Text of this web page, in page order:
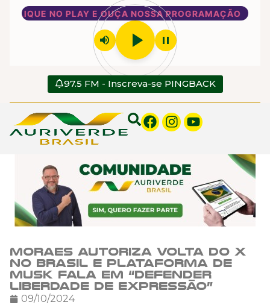
CLIQUE NO PLAY E OUÇA NOSSA PROGRAMAÇÃO
volume_up play_arrow pause
97.5 FM - Inscreva-se PINGBACK
Moraes autoriza volta do X
no Brasil e plataforma de
Musk fala em “defender
liberdade de expressão”
09/10/2024